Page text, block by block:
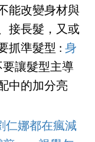
能改變身材與
接長髮，又或
抓準髮型 :身
要讓髮型主導
中的加分亮
仁娜都在瘋減